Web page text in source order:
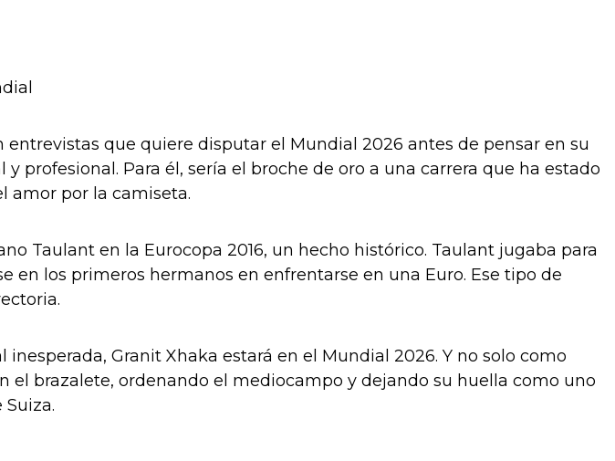
que quiere disputar el Mundial 2026 antes de pensar en su
profesional. Para él, sería el broche de oro a una carrera que ha estado
amor por la camiseta.
Taulant en la Eurocopa 2016, un hecho histórico. Taulant jugaba para
en los primeros hermanos en enfrentarse en una Euro. Ese tipo de
Granit Xhaka estará en el Mundial 2026. Y no solo como
el brazalete, ordenando el mediocampo y dejando su huella como uno